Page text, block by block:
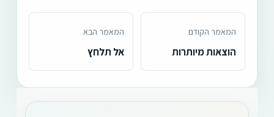
המאמר הקודם
הוצאות מיותרות
המאמר הבא
אל תלחץ